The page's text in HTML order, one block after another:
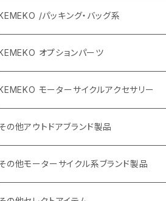
/パッキング・バッグ系
オプションパーツ
グリル ひらっち
水充電ケーブルシステム
ーボンポール
モーターサイクルアクセサリー
の他アウトドアブランド製品
トリームトレイル製品
バッグ
の他モーターサイクル系ブランド製品